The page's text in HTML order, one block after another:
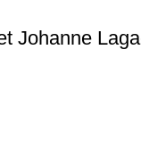
Johanne